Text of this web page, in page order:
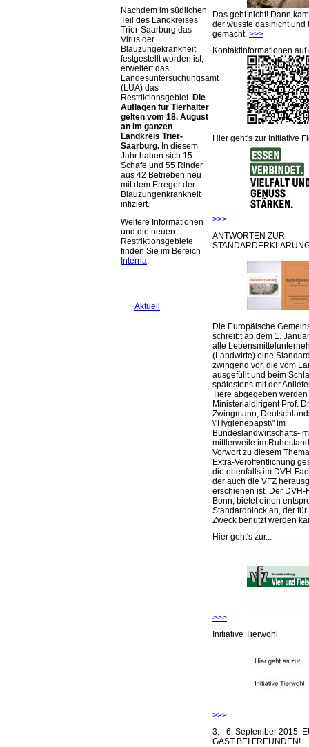
Nachdem im südlichen
Teil des Landkreises
Trier-Saarburg das
Virus der
Blauzungekrankheit
festgestellt worden ist,
erweitert das
Landesuntersuchungsamt
(LUA) das
Restriktionsgebiet. Die
Auflagen für Tierhalter
gelten vom 18. August
an im ganzen
Landkreis Trier-
Saarburg. In diesem
Jahr haben sich 15
Schafe und 55 Rinder
aus 42 Betrieben neu
mit dem Erreger der
Blauzungenkrankheit
infiziert.
Weitere Informationen
und die neuen
Restriktionsgebiete
finden Sie im Bereich
Interna.
Aktuell
Das geht nicht! Dann
der wusste das nicht und
gemacht. >>>
Kontaktinformationen
Hier geht's zur Initiative
>>>
ANTWORTEN ZUR
Die Europäische
schreibt ab dem 1.
alle
(Landwirte) eine
zwingend vor, die vom
ausgefüllt und beim
spätestens mit der
Tiere abgegeben werden
Ministerialdirigent Prof.
Zwingmann,
\"Hygienepapst\" im
Bundeslandwirtschafts-
mittlerweile im
Vorwort zu diesem
Extra-Veröffentlichung
die ebenfalls im DVH-
der auch die VFZ
erschienen ist. Der DVH-
Bonn, bietet einen
Standardblock an, der
Zweck benutzt werden
Hier geht's zur...
>>>
Initiative Tierwohl
>>>
3. - 6. September 2015:
GAST BEI FREUNDEN!